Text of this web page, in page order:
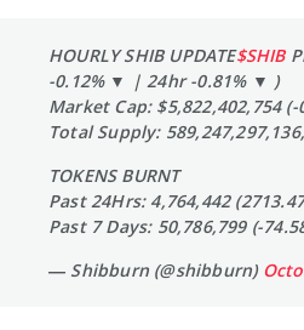
HOURLY SHIB UPDATE$SHIB
-0.12% ▼ | 24hr -0.81% ▼ )
Market Cap: $5,822,402,754
Total Supply:
TOKENS BURNT
Past 24Hrs: 4,764,442
Past 7 Days: 50,786,799 (-
— Shibburn (@shibburn)